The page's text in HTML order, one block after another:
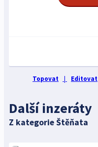
Topovat | Editovat
Další inzeráty
Z kategorie Štěňata